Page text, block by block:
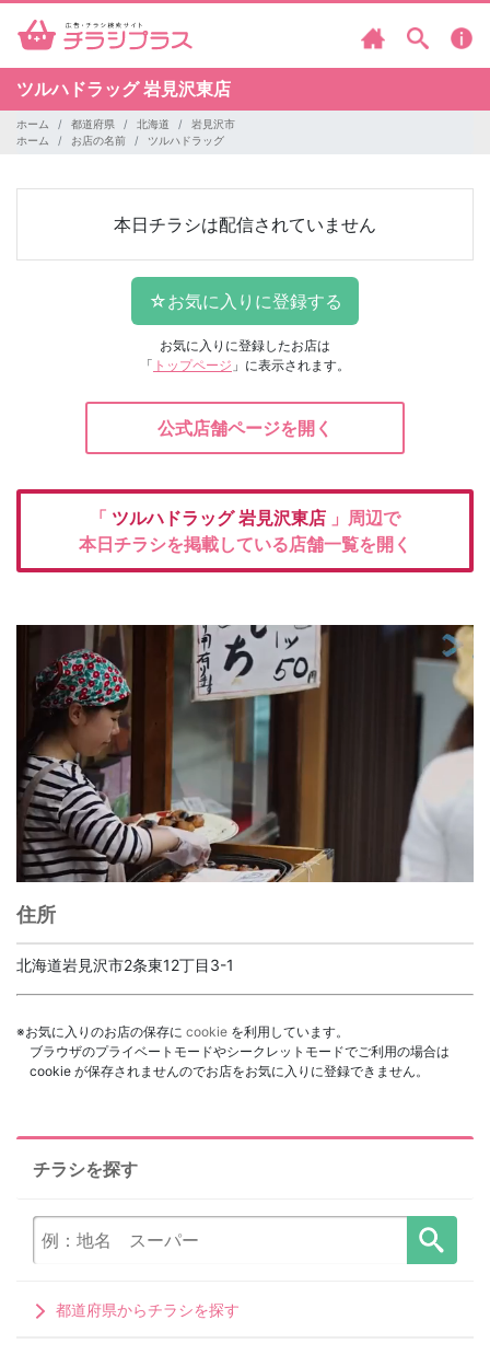
ツルハドラッグ岩見沢東店
ホーム 都道府県 北海道
岩見沢市
ホーム
お店の名前 ツルハドラッグ
本日チラシは配信されていません
お気に入りに登録したお店は
「 トップページ 」に表示されます。
公式店舗ページを開く
「 ツルハドラッグ岩見沢東店 」周辺で
本日チラシを掲載している店舗一覧を開く
住所
北海道岩見沢市2条東12丁目3-1
※お気に入りのお店の保存に cookie を利用しています。
ブラウザのプライベートモードやシークレットモードでご利用の場合は
cookie が保存されませんのでお店をお気に入りに登録できません。
チラシを探す
都道府県からチラシを探す